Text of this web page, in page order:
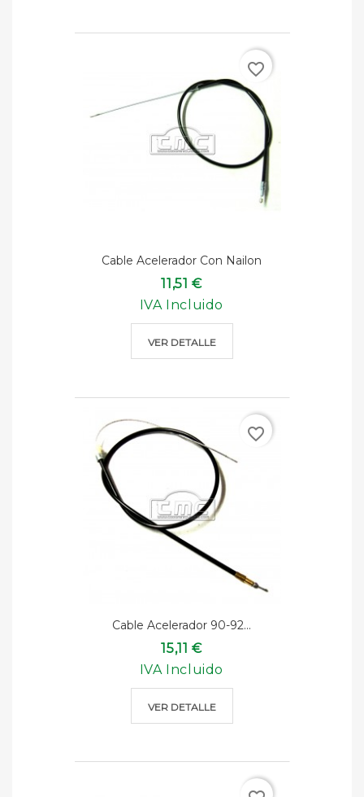
Cable Acelerador Con Nailon
11,51 €
IVA Incluido
VER DETALLE
favorite_border
Cable Acelerador 90-92...
15,11 €
IVA Incluido
VER DETALLE
favorite_border